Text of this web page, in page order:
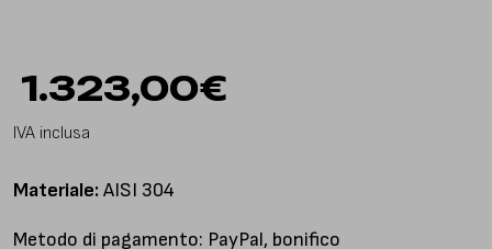
€
1.323,00
IVA inclusa
Materiale: AISI 304
Metodo di pagamento: PayPal, bonifico